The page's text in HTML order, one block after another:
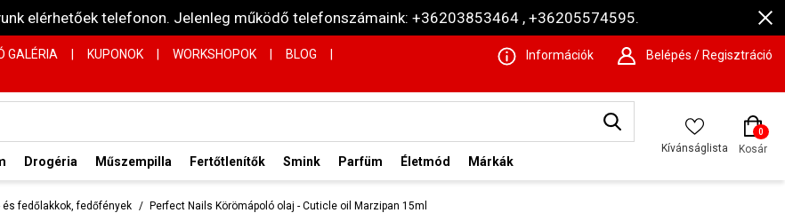
elérhetőek telefonon. Jelenleg működő telefonszámaink: +36203853464 , +36205574595.
GALÉRIA KUPONOK WORKSHOPOK BLOG Információk Belépés / Regisztráció
Drogéria Műszempilla Fertőtlenítők Smink Parfüm Életmód Márkák
Kívánságlista
0
Kosár
és fedőlakkok, fedőfények Perfect Nails Körömápoló olaj - Cuticle oil Marzipan 15ml